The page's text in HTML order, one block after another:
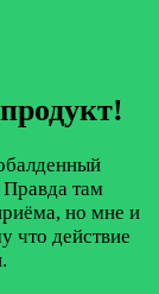
Правда там
но мне и
что действие